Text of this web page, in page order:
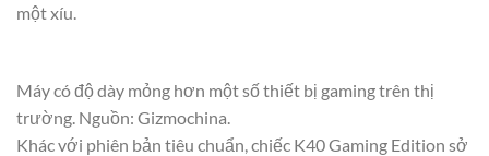
một xíu.
Máy có độ dày mỏng hơn một số thiết bị gaming trên thị
trường. Nguồn: Gizmochina.
Khác với phiên bản tiêu chuẩn, chiếc K40 Gaming Edition sở